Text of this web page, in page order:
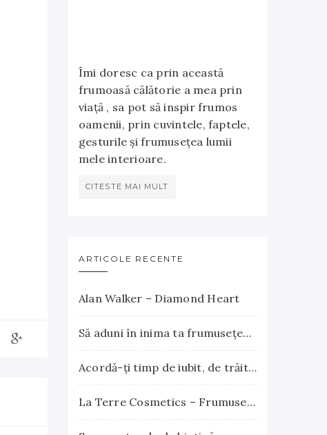
Îmi doresc ca prin această
frumoasă călătorie a mea prin
viață , sa pot să inspir frumos
oamenii, prin cuvintele, faptele,
gesturile și frumusețea lumii
mele interioare.
CITESTE MAI MULT
ARTICOLE RECENTE
Alan Walker – Diamond Heart
Să aduni în inima ta frumuseţea apusului şi explozia nesfârşită a răsăritului
Acordă-ţi timp de iubit, de trăit, de gândit, de iertat
La Terre Cosmetics – Frumuseţea autentică, inspirată din natură